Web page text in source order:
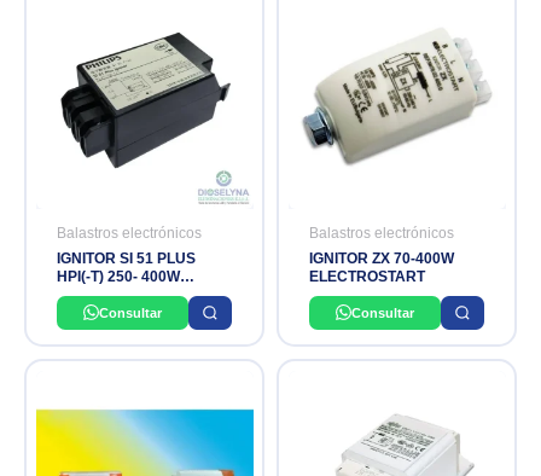
Balastros electrónicos
IGNITOR SI 51 PLUS
HPI(-T) 250- 400W
PHILIPS
Consultar
Balastros electrónicos
IGNITOR ZX 70-400W
ELECTROSTART
Consultar